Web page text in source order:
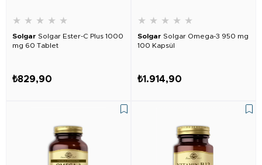
★ ★ ★ ★ ★
Solgar Solgar Ester-C Plus 1000
mg 60 Tablet
₺829,90
★ ★ ★ ★ ★
Solgar Solgar Omega-3 950 mg
100 Kapsül
₺1.914,90